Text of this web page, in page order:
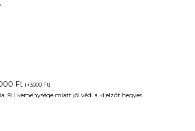
Ft (+3000 Ft)
9H keménysége miatt jól védi a kijelzőt hegyes